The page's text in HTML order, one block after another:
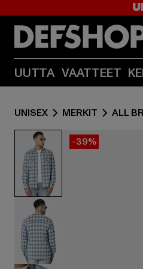
UUTTA VAATTEET
UNISEX MERKIT ALL
-39%